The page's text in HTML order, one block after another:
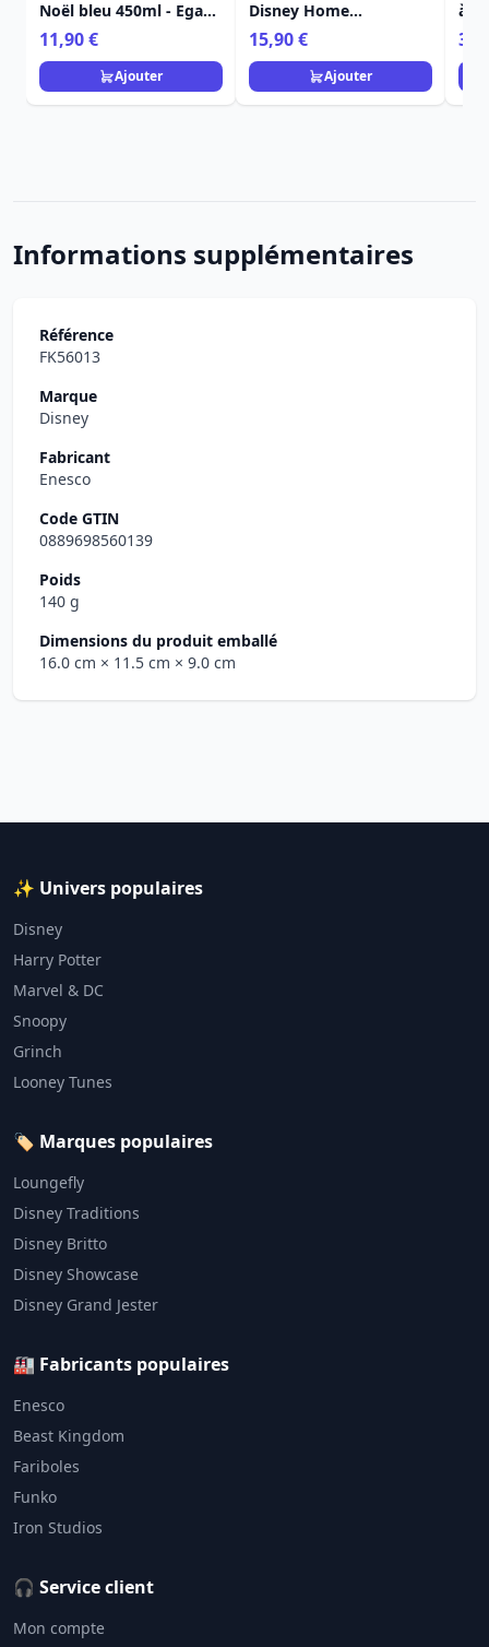
Noël bleu 450ml - Egan
Disney Home
11,90 €
Ajouter
Disney Home
Frangrance Collection
15,90 €
Ajouter
à
Informations supplémentaires
Référence
FK56013
Marque
Disney
Fabricant
Enesco
Code GTIN
0889698560139
Poids
140 g
Dimensions du produit emballé
16.0 cm × 11.5 cm × 9.0 cm
✨ Univers populaires
Disney
Harry Potter
Marvel & DC
Snoopy
Grinch
Looney Tunes
🏷️ Marques populaires
Loungefly
Disney Traditions
Disney Britto
Disney Showcase
Disney Grand Jester
🏭 Fabricants populaires
Enesco
Beast Kingdom
Fariboles
Funko
Iron Studios
🎧 Service client
Mon compte